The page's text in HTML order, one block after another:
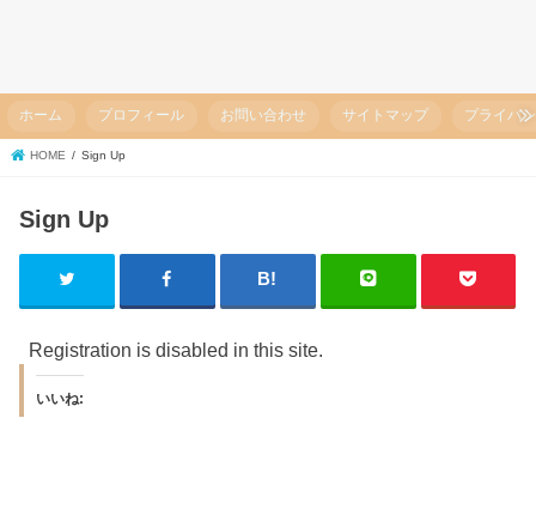
ホーム プロフィール お問い合わせ サイトマップ プライバ
HOME Sign Up
Sign Up
Registration is disabled in this site.
いいね: